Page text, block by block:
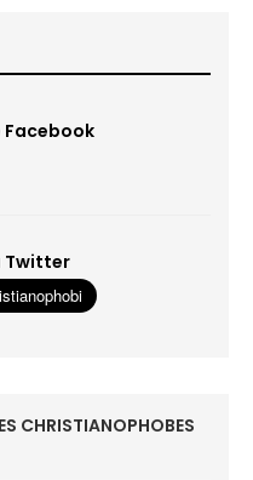
Facebook
Twitter
CHRISTIANOPHOBES